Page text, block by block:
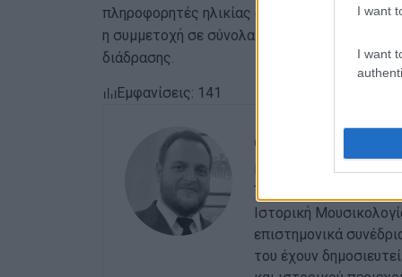
I want
I want
πληροφορητές ηλικίας από 52 έως 99 ετών),
η συμμετοχή σε σύνολα όπως η μπάντα,
διάδρασης.
Εμφανίσεις: 141
Γεννήθηκε στην
Τμήματος Μουσικών
Ιστορική
επιστημονικά
του έχουν